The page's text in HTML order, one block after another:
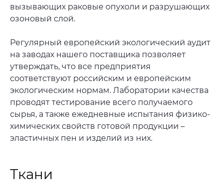
вызывающих раковые опухоли и разрушающих
озоновый слой.
Регулярный европейский экологический аудит
на заводах нашего поставщика позволяет
утверждать, что все предприятия
соответствуют российским и европейским
экологическим нормам. Лаборатории качества
проводят тестирование всего получаемого
сырья, а также ежедневные испытания физико-
химических свойств готовой продукции –
эластичных пен и изделий из них.
Ткани